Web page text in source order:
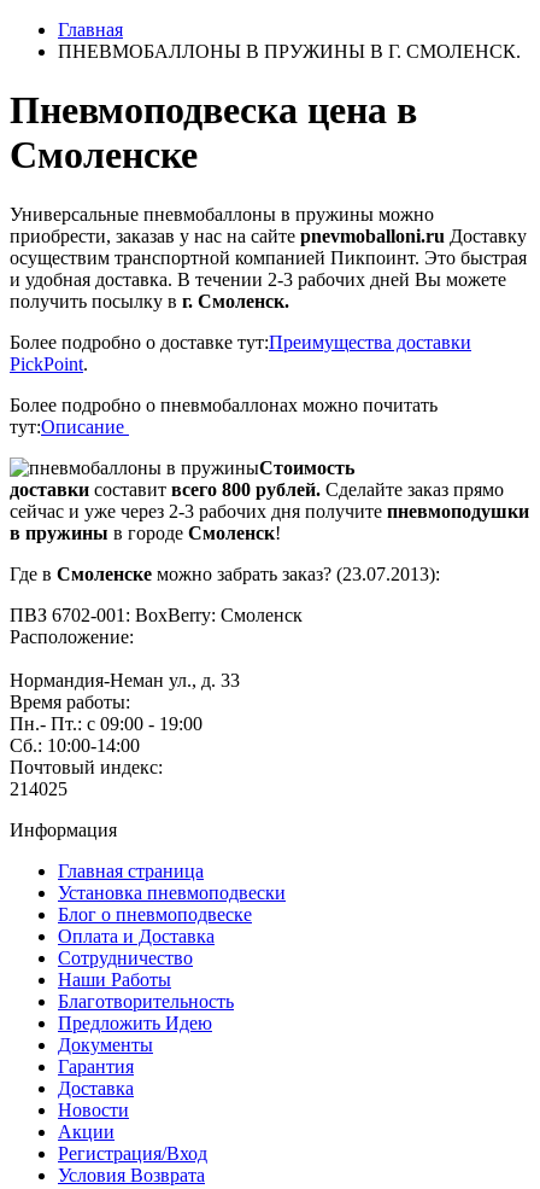
Главная
ПНЕВМОБАЛЛОНЫ В ПРУЖИНЫ В Г. СМОЛЕНСК.
Пневмоподвеска цена в
Смоленске
Универсальные пневмобаллоны в пружины можно
приобрести, заказав у нас на сайте pnevmoballoni.ru Доставку
осуществим транспортной компанией Пикпоинт. Это быстрая
и удобная доставка. В течении 2-3 рабочих дней Вы можете
получить посылку в г. Смоленск.
Более подробно о доставке тут:Преимущества доставки
PickPoint.
Более подробно о пневмобаллонах можно почитать
тут:Описание
Стоимость
доставки составит всего 800 рублей. Сделайте заказ прямо
сейчас и уже через 2-3 рабочих дня получите пневмоподушки
в пружины в городе Смоленск!
Где в Смоленске можно забрать заказ? (23.07.2013):
ПВЗ 6702-001: BoxBerry: Смоленск
Расположение:
Нормандия-Неман ул., д. 33
Время работы:
Пн.- Пт.: с 09:00 - 19:00
Сб.: 10:00-14:00
Почтовый индекс:
214025
Информация
Главная страница
Установка пневмоподвески
Блог о пневмоподвеске
Оплата и Доставка
Сотрудничество
Наши Работы
Благотворительность
Предложить Идею
Документы
Гарантия
Доставка
Новости
Акции
Регистрация/Вход
Условия Возврата